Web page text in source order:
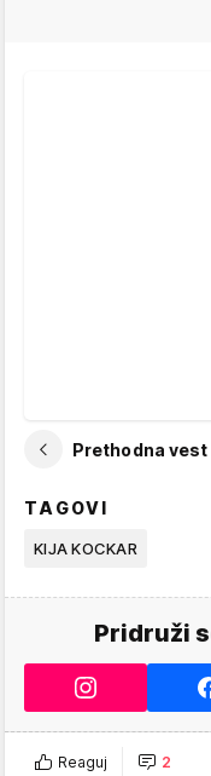
Prethodna vest
TAGOVI
KIJA KOCKAR
Pridruži
Reaguj 2